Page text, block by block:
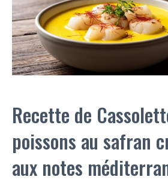
Recette de
poissons au safran
aux notes